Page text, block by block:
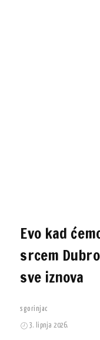
Evo kad
srcem
sve iznova
sgorinjac
3. lipnja 2026.